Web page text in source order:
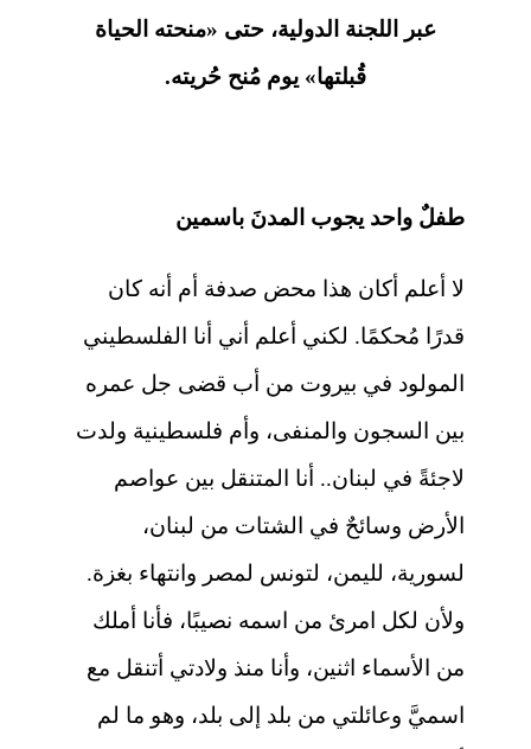
عبر اللجنة الدولية، حتى «منحته الحياة
قُبلتها» يوم مُنح حُريته.
طفلٌ واحد يجوب المدنَ باسمين
لا أعلم أكان هذا محض صدفة أم أنه كان
قدرًا مُحكمًا. لكني أعلم أني أنا الفلسطيني
المولود في بيروت من أب قضى جل عمره
بين السجون والمنفى، وأم فلسطينية ولدت
لاجئةً في لبنان.. أنا المتنقل بين عواصم
الأرض وسائحٌ في الشتات من لبنان،
لسورية، لليمن، لتونس لمصر وانتهاء بغزة.
ولأن لكل امرئ من اسمه نصيبًا، فأنا أملك
من الأسماء اثنين، وأنا منذ ولادتي أتنقل مع
اسميَّ وعائلتي من بلد إلى بلد، وهو ما لم